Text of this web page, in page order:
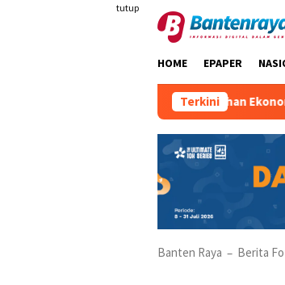
tutup
HOME EPAPER
Terkini
Pertumbuhan Ekonomi
Banten Raya – Berita